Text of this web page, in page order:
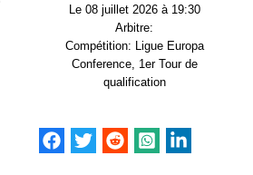
Le 08 juillet 2026 à 19:30
Arbitre:
Compétition: Ligue Europa
Conference, 1er Tour de
qualification